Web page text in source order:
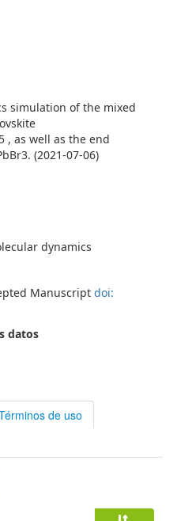
simulation of the mixed
, as well as the end
(2021-07-06)
dynamics
Manuscript doi:
datos
de uso